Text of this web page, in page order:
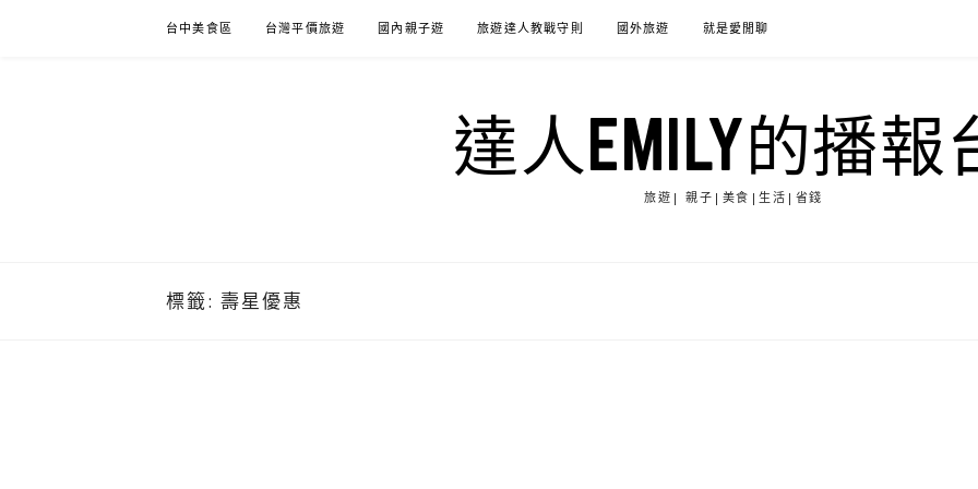
台中美食區 台灣平價旅遊 國內親子遊 旅遊達人教戰守則 國外旅遊 就是愛閒聊
達人EMILY的播報
旅遊| 親子|美食|生活|省錢
標籤: 壽星優惠